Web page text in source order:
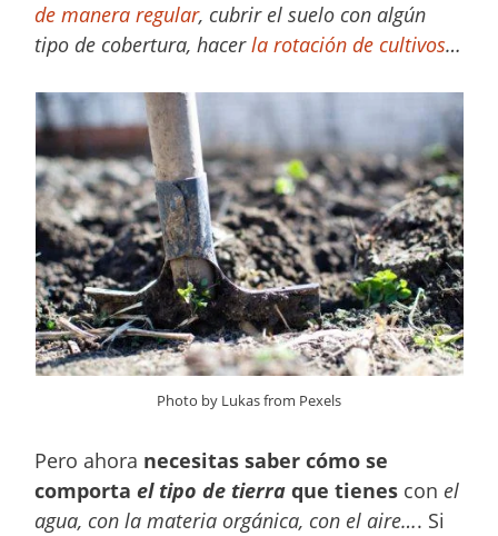
de manera regular, cubrir el suelo con algún
tipo de cobertura, hacerla rotación de cultivos…
Photo by Lukas from Pexels
Pero ahora necesitas saber cómo se
comporta el tipo de tierra que tienes con el
agua, con la materia orgánica, con el aire…. Si